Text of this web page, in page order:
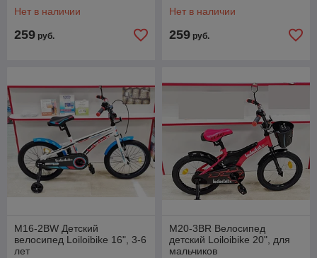
Нет в наличии
259 руб.
Нет в наличии
259 руб.
M16-2BW Детский
велосипед Loiloibike 16", 3-6
лет
M20-3BR Велосипед
детский Loiloibike 20", для
мальчиков